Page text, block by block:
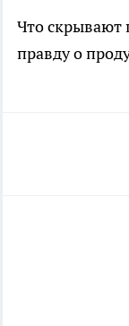
Что скрывают
правду о